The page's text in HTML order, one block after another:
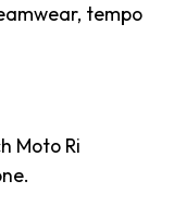
tempo
Moto Ri